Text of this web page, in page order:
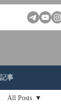
記事
All Posts